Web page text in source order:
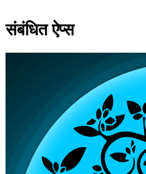
संबंधित ऐप्स